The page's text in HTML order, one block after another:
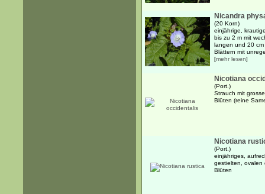
Nicandra
(20 Korn)
einjährige,
bis zu 2 m mit
langen und 20
Blättern mit
[mehr lesen]
Nicotiana
(Port.)
Strauch mit
Blüten (reine
Nicotiana
(Port.)
einjähriges,
gestielten, ovalen
Blüten